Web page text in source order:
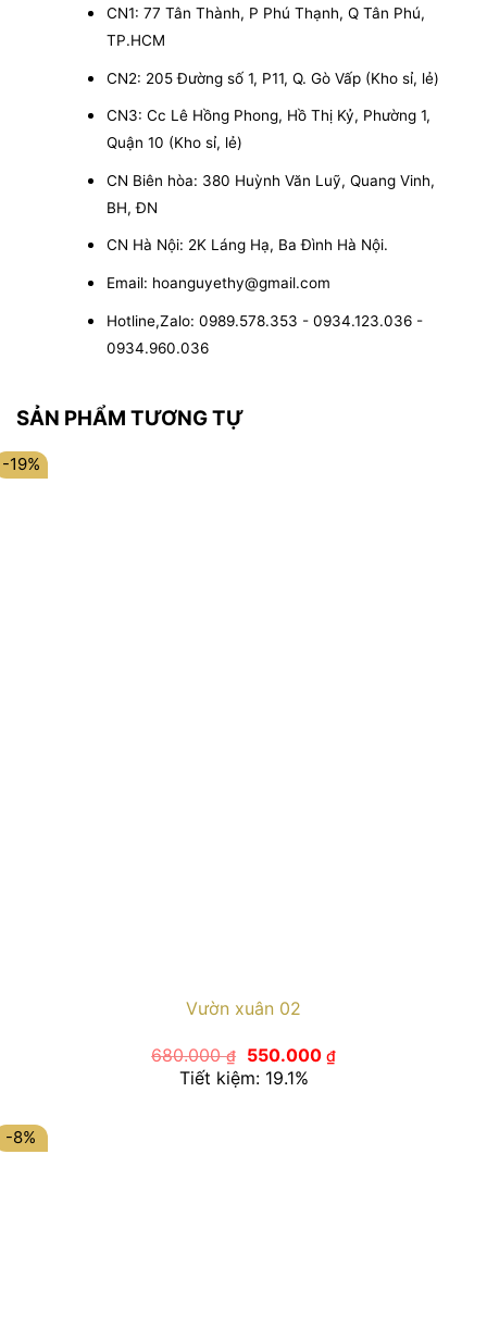
CN1: 77 Tân Thành, P Phú Thạnh, Q Tân Phú,
TP.HCM
CN2: 205 Đường số 1, P11, Q. Gò Vấp (Kho sỉ, lẻ)
CN3: Cc Lê Hồng Phong, Hồ Thị Kỷ, Phường 1,
Quận 10 (Kho sỉ, lẻ)
CN Biên hòa: 380 Huỳnh Văn Luỹ, Quang Vinh,
BH, ĐN
CN Hà Nội: 2K Láng Hạ, Ba Đình Hà Nội.
Email: hoanguyethy@gmail.com
Hotline,Zalo: 0989.578.353 - 0934.123.036 -
0934.960.036
SẢN PHẨM TƯƠNG TỰ
-19%
Vườn xuân 02
680.000₫
Giá
gốc
là:
550.000 ₫Giá
hiện
Tiết kiệm: 19.1%
-8%